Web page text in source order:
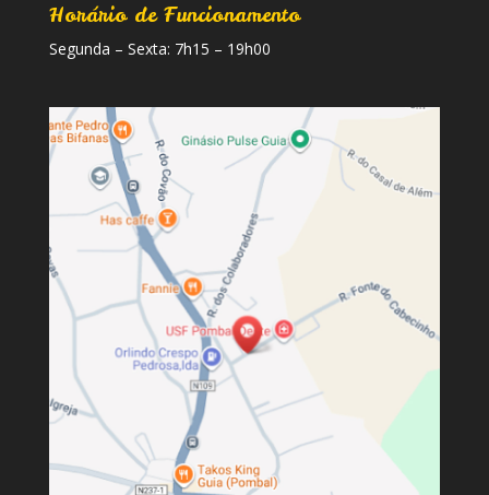
Horário de Funcionamento
Segunda – Sexta: 7h15 – 19h00